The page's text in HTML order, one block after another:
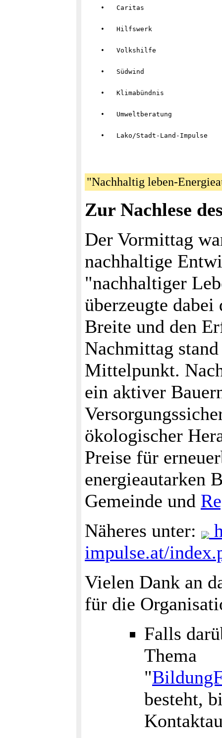
"Nachhaltig leben-
Zur Nachlese
Der Vormittag
nachhaltige
"nachhaltiger
überzeugte
Breite und den
Nachmittag
Mittelpunkt.
ein aktiver
ökologischer
Preise für
energieautarken
Gemeinde und
Näheres unter:
impulse.at/
Vielen Dank an
für die
Falls
Thema
"
besteht,